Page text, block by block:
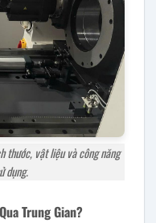
thước, vật liệu và công năng
dụng.
Trung Gian?